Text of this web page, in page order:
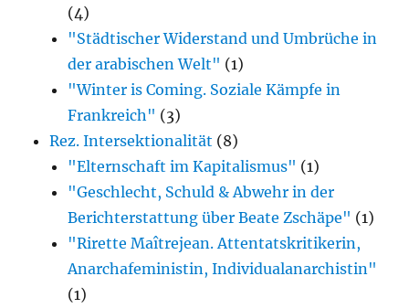
(4)
"Städtischer Widerstand und Umbrüche in
der arabischen Welt" (1)
"Winter is Coming. Soziale Kämpfe in
Frankreich" (3)
Rez. Intersektionalität (8)
"Elternschaft im Kapitalismus" (1)
"Geschlecht, Schuld & Abwehr in der
Berichterstattung über Beate Zschäpe" (1)
"Rirette Maîtrejean. Attentatskritikerin,
Anarcha­feministin, Individualanarchistin"
(1)